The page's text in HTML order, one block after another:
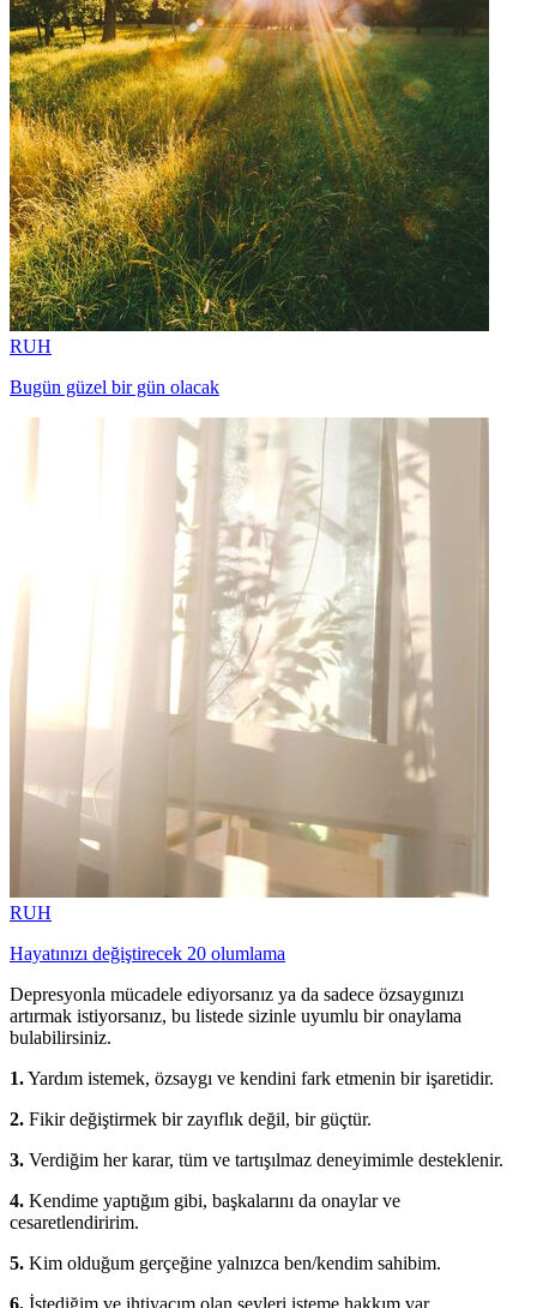
RUH
Bugün güzel bir gün olacak
RUH
Hayatınızı değiştirecek 20 olumlama
Depresyonla mücadele ediyorsanız ya da sadece özsaygınızı
artırmak istiyorsanız, bu listede sizinle uyumlu bir onaylama
bulabilirsiniz.
1.Yardım istemek, özsaygı ve kendini fark etmenin bir işaretidir.
2. Fikir değiştirmek bir zayıflık değil, bir güçtür.
3. Verdiğim her karar, tüm ve tartışılmaz deneyimimle desteklenir.
4. Kendime yaptığım gibi, başkalarını da onaylar ve
cesaretlendiririm.
5. Kim olduğum gerçeğine yalnızca ben/kendim sahibim.
6. İstediğim ve ihtiyacım olan şeyleri isteme hakkım var.